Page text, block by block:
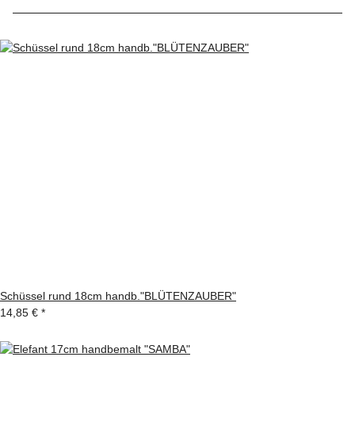
Schüssel rund 18cm handb."BLÜTENZAUBER"
14,85 € *